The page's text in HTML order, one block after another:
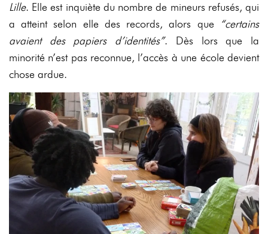
Lille. Elle est inquiète du nombre de mineurs refusés, qui
a atteint selon elle des records, alors que
“certains
avaient des papiers d’identités”. Dès lors que la
minorité n’est pas reconnue, l’accès à une école devient
chose ardue.